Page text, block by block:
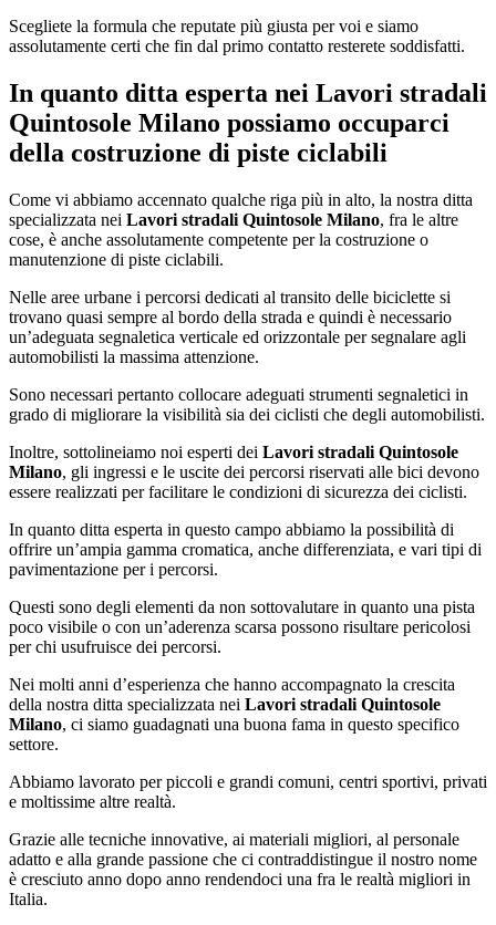
Scegliete la formula che reputate più giusta per voi e siamo
assolutamente certi che fin dal primo contatto resterete soddisfatti.
In quanto ditta esperta nei Lavori stradali
Quintosole Milano possiamo occuparci
della costruzione di piste ciclabili
Come vi abbiamo accennato qualche riga più in alto, la nostra ditta
specializzata nei Lavori stradali Quintosole Milano, fra le altre
cose, è anche assolutamente competente per la costruzione o
manutenzione di piste ciclabili.
Nelle aree urbane i percorsi dedicati al transito delle biciclette si
trovano quasi sempre al bordo della strada e quindi è necessario
un’adeguata segnaletica verticale ed orizzontale per segnalare agli
automobilisti la massima attenzione.
Sono necessari pertanto collocare adeguati strumenti segnaletici in
grado di migliorare la visibilità sia dei ciclisti che degli automobilisti.
Inoltre, sottolineiamo noi esperti dei Lavori stradali Quintosole
Milano, gli ingressi e le uscite dei percorsi riservati alle bici devono
essere realizzati per facilitare le condizioni di sicurezza dei ciclisti.
In quanto ditta esperta in questo campo abbiamo la possibilità di
offrire un’ampia gamma cromatica, anche differenziata, e vari tipi di
pavimentazione per i percorsi.
Questi sono degli elementi da non sottovalutare in quanto una pista
poco visibile o con un’aderenza scarsa possono risultare pericolosi
per chi usufruisce dei percorsi.
Nei molti anni d’esperienza che hanno accompagnato la crescita
della nostra ditta specializzata nei Lavori stradali Quintosole
Milano, ci siamo guadagnati una buona fama in questo specifico
settore.
Abbiamo lavorato per piccoli e grandi comuni, centri sportivi, privati
e moltissime altre realtà.
Grazie alle tecniche innovative, ai materiali migliori, al personale
adatto e alla grande passione che ci contraddistingue il nostro nome
è cresciuto anno dopo anno rendendoci una fra le realtà migliori in
Italia.